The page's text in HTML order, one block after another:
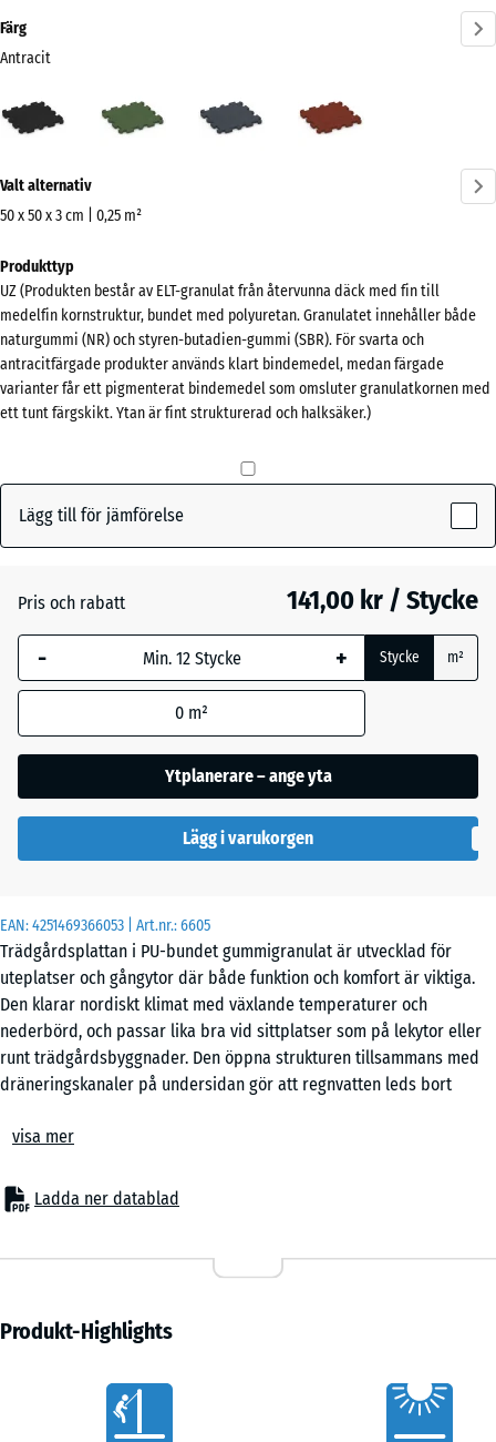
EAN:4251469366053 | Art.nr.:6605
Trädgårdsplattan i PU-bundet gummigranulat är utvecklad för
uteplatser och gångytor där både funktion och komfort är viktiga.
Den klarar nordiskt klimat med växlande temperaturer och
nederbörd, och passar lika bra vid sittplatser som på lekytor eller
runt trädgårdsbyggnader. Den öppna strukturen tillsammans med
dräneringskanaler på undersidan gör att regnvatten leds bort
Stabil sammanfogning
samman utan lim eller skruv och ligger stabilt som en
sammanhängande yta. Läggningen kan anpassas med olika mönster,
plattor tas upp och bytas utan att resten av ytan påverkas.
Trädgårdsplattorna kan läggas på de flesta bärande underlag. De
fungerar både på hårda ytor som betong, asfalt och marksten samt
kan även plastgaller användas. Underlaget behöver vara plant och
dränerande för bästa resultat.
visa mer
Ladda ner datablad
Färg
Antracit
(active)
Skiffergrå
information
om
Visa
färgpalett
Antracit(active)
Skiffergrå + 6,00 kr
Tegelröd + 6,00 kr
Valt alternativ
50 x 50 x 3 cm | 0,25 m²
för
frakt
540
x
540
x
Den valda måtten med
(om inte annat anges i
produktinformationen).
x
x 3
|
0,25
50
x
50
x 4
cm
|
0,25
+ 41,00 kr
Produkttyp
UZ (Produkten består av ELT-granulat från återvunna däck med fin till
medelfin kornstruktur, bundet med polyuretan. Granulatet innehåller både
naturgummi (NR) och styren-butadien-gummi (SBR). För svarta och
antracitfärgade produkter används klart bindemedel, medan färgade
varianter får ett pigmenterat bindemedel som omsluter granulatkornen med
ett tunt färgskikt. Ytan är fint strukturerad och halksäker.)
Lägg till för jämförelse
Pris och rabatt 141,00 kr / Stycke
- + Stycke m²
0 m²
Ytplanerare – ange yta
Lägg i varukorgen
Produkt-Highlights